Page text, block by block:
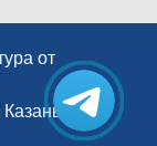
от
|